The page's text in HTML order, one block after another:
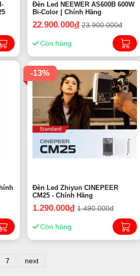
2025
Đèn Led NEEWER AS600B 600W
Bi-Color | Chính Hãng
22.900.000đ 23.900.000đ
Còn hàng
-13%
Đèn Led Zhiyun CINEPEER
CM25 - Chính Hãng
1.290.000đ 1.490.000đ
Còn hàng
7 next